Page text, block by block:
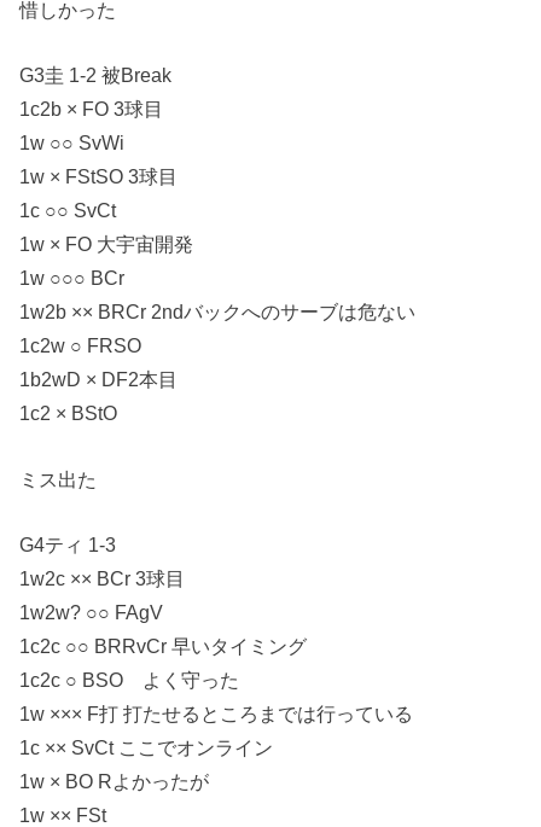
惜しかった
G3圭 1-2 被Break
1c2b × FO 3球目
1w ○○ SvWi
1w × FStSO 3球目
1c ○○ SvCt
1w × FO 大宇宙開発
1w ○○○ BCr
1w2b ×× BRCr 2ndバックへのサーブは危ない
1c2w ○ FRSO
1b2wD × DF2本目
1c2 × BStO
ミス出た
G4ティ 1-3
1w2c ×× BCr 3球目
1w2w? ○○ FAgV
1c2c ○○ BRRvCr 早いタイミング
1c2c ○ BSO よく守った
1w ××× F打 打たせるところまでは行っている
1c ×× SvCt ここでオンライン
1w × BO Rよかったが
1w ×× FSt